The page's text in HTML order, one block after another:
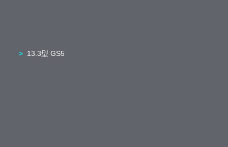
13.3型 GS5